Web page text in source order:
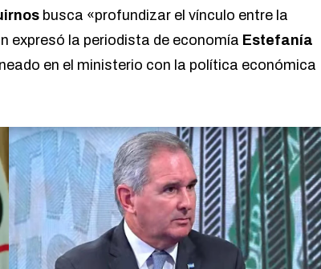
busca «profundizar el vínculo entre la
expresó la periodista de economía Estefanía
en el ministerio con la política económica